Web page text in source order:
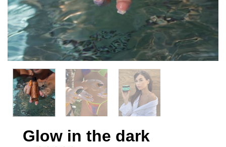
Glow in the dark